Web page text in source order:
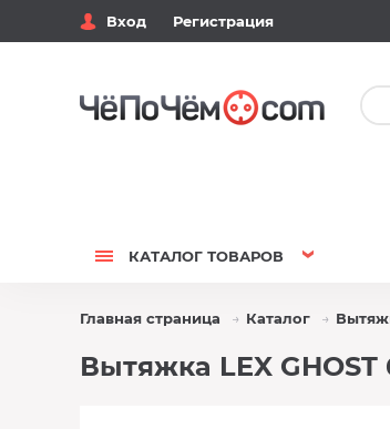
Вход Регистрация
КАТАЛОГ ТОВАРОВ
Главная страница Каталог
Вытяжка LEX GHOST